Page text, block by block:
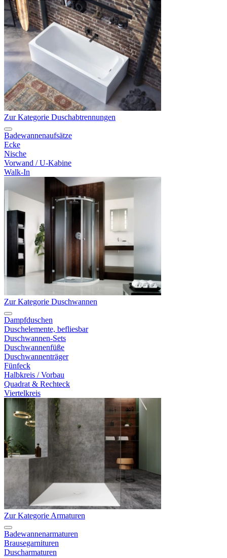
Zur Kategorie Duschabtrennungen
Badewannenaufsätze
Ecke
Nische
Vorwand / U-Kabine
Walk-In
Zur Kategorie Duschwannen
Dampfduschen
Duschelemente, befliesbar
Duschwannen-Sets
Duschwannenfüße
Duschwannenträger
Fünfeck
Halbkreis / Vorbau
Quadrat & Rechteck
Viertelkreis
Zur Kategorie Armaturen
Badewannenarmaturen
Brausegarnituren
Duscharmaturen